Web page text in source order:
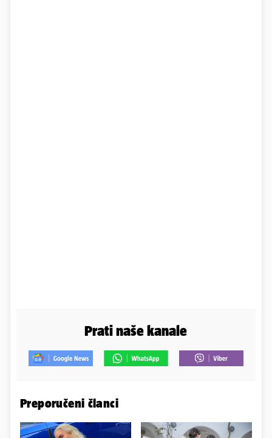
Prati naše kanale
Preporučeni članci